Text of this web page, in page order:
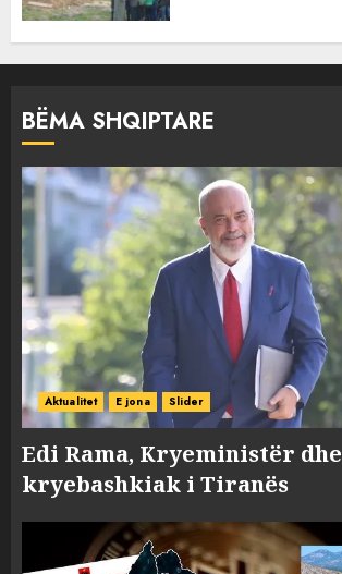
BËMA SHQIPTARE
Aktualitet E jona Slider
Edi Rama, Kryeministër dhe
kryebashkiak i Tiranës